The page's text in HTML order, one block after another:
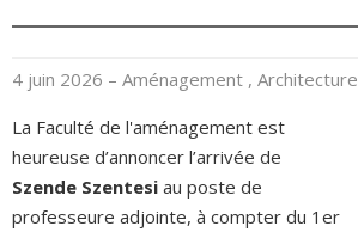
4 juin 2026 – Aménagement , Architecture
La Faculté de l'aménagement est
heureuse d’annoncer l’arrivée de
Szende Szentesi au poste de
professeure adjointe, à compter du 1er